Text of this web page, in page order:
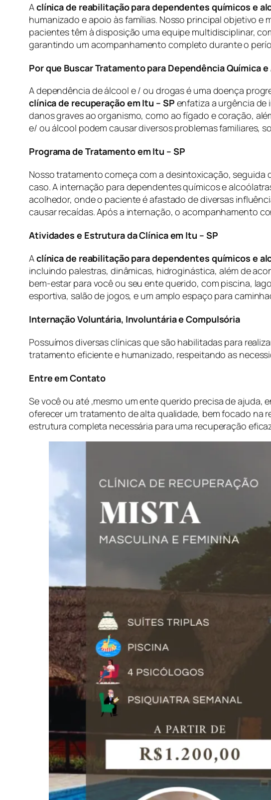
Aclínica de reabilitação para dependentes químicos e
humanizado e apoio às famílias. Nosso principal objetivo e
pacientes têm à disposição uma equipe multidisciplinar,
garantindo um acompanhamento completo durante o
Por que Buscar Tratamento para Dependência Química
A dependência de álcool e / ou drogas é uma doença
clínica de recuperação em Itu – SP enfatiza a urgência de
danos graves ao organismo, como ao fígado e coração,
e/ ou álcool podem causar diversos problemas familiares,
Programa de Tratamento em Itu – SP
Nosso tratamento começa com a desintoxicação, seguida
caso. A internação para dependentes químicos e
acolhedor, onde o paciente é afastado de diversas
causar recaídas. Após a internação, o acompanhamento
Atividades e Estrutura da Clínica em Itu – SP
Aclínica de reabilitação para dependentes químicos e
incluindo palestras, dinâmicas, hidroginástica, além de
bem-estar para você ou seu ente querido, com piscina,
esportiva, salão de jogos, e um amplo espaço para
Internação Voluntária, Involuntária e Compulsória
Possuímos diversas clínicas que são habilitadas para
tratamento eficiente e humanizado, respeitando as
Entre em Contato
Se você ou até ,mesmo um ente querido precisa de ajuda,
oferecer um tratamento de alta qualidade, bem focado na
estrutura completa necessária para uma recuperação